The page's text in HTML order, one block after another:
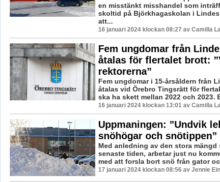
en misstänkt misshandel som
skoltid på Björkhagaskolan i
att...
16 januari 2024 klockan 08:27 av Camilla
Fem ungdomar från
åtalas för flertalet brott:
rektorerna”
Fem ungdomar i 15-årsåldern från
åtalas vid Örebro Tingsrätt för
ska ha skett mellan 2022 och 2023.
16 januari 2024 klockan 13:01 av Camilla
Uppmaningen: ”Undvik
snöhögar och snötippen”
Med anledning av den stora
senaste tiden, arbetar just nu
med att forsla bort snö från gator
17 januari 2024 klockan 08:56 av Jennie